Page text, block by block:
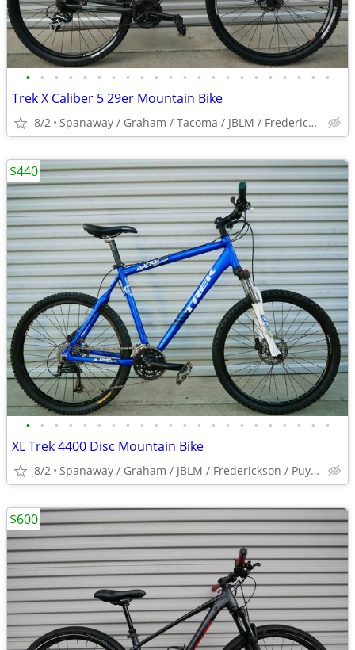
• • • • • • • • • • • • • • • • • • • • • •
Trek X Caliber 5 29er Mountain Bike
8/2 Spanaway / Graham / Tacoma / JBLM / Frederickson / Puyallup
• • • • • • • • • • • • • • • • • • • • • •
XL Trek 4400 Disc Mountain Bike
8/2 Spanaway / Graham / JBLM / Frederickson / Puyallup
$440
$600